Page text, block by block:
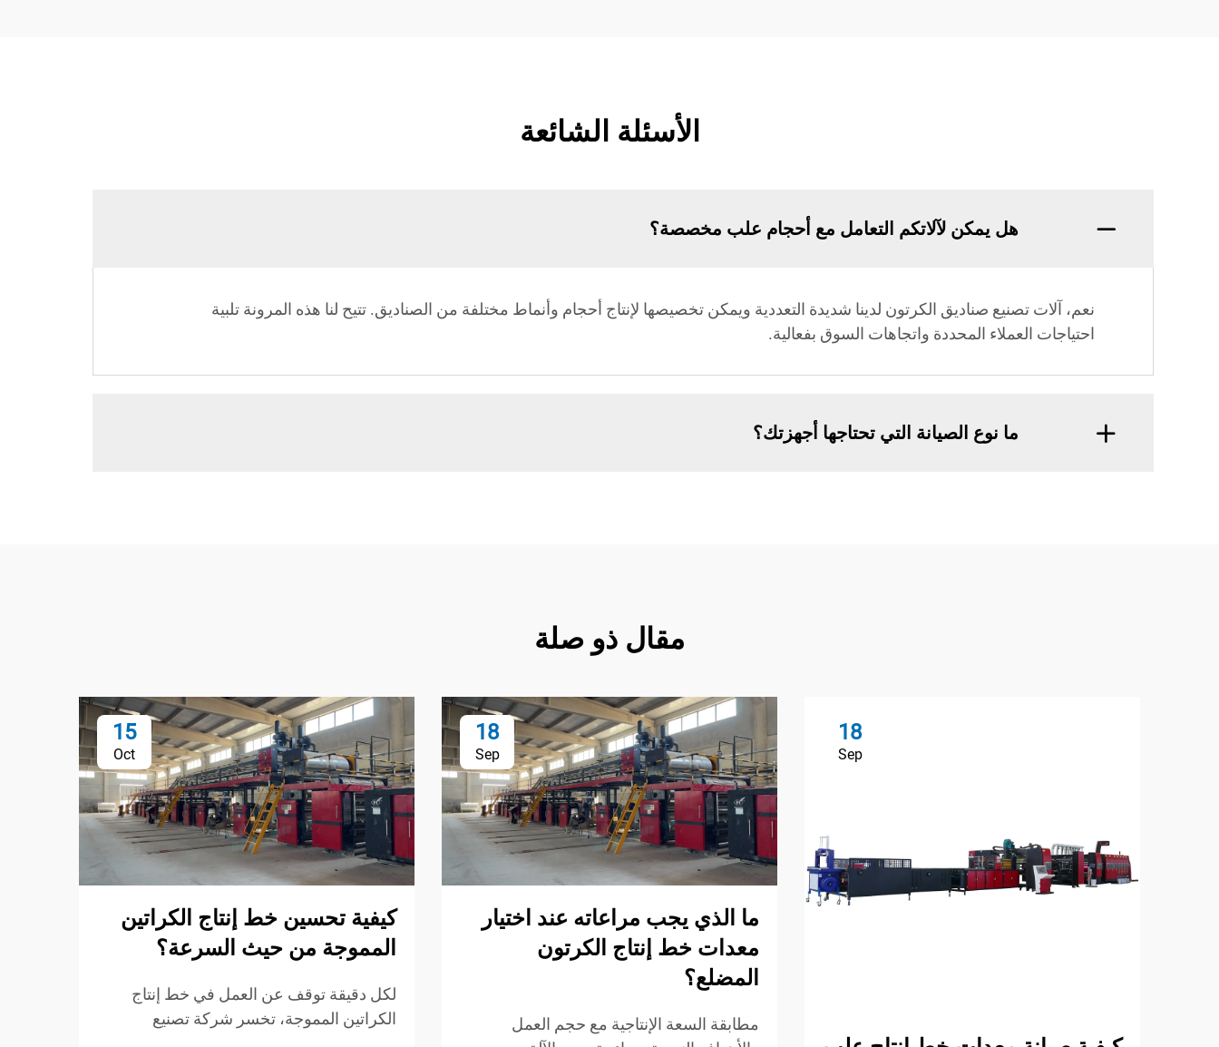
الأسئلة الشائعة
هل يمكن لآلاتكم التعامل مع أحجام علب مخصصة؟
نعم، آلات تصنيع صناديق الكرتون لدينا شديدة التعددية ويمكن تخصيصها لإنتاج أحجام وأنماط مختلفة من الصناديق. تتيح لنا هذه المرونة تلبية
احتياجات العملاء المحددة واتجاهات السوق بفعالية.
ما نوع الصيانة التي تحتاجها أجهزتك؟
مقال ذو صلة
18
Sep
18
Sep
ما الذي يجب مراعاته عند اختيار
معدات خط إنتاج الكرتون
المضلع؟
مطابقة السعة الإنتاجية مع حجم العمل
15
Oct
كيفية تحسين خط إنتاج الكراتين
المموجة من حيث السرعة؟
لكل دقيقة توقف عن العمل في خط إنتاج
الكراتين المموجة، تخسر شركة تصنيع